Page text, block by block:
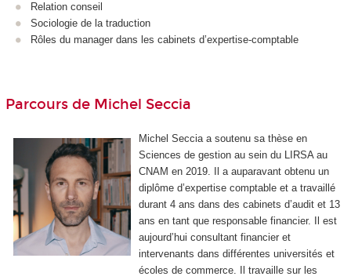
Relation conseil
Sociologie de la traduction
Rôles du manager dans les cabinets d’expertise-comptable
Parcours de Michel Seccia
Michel Seccia a soutenu sa thèse en
Sciences de gestion au sein du LIRSA au
CNAM en 2019. Il a auparavant obtenu un
diplôme d’expertise comptable et a travaillé
durant 4 ans dans des cabinets d’audit et 13
ans en tant que responsable financier. Il est
aujourd’hui consultant financier et
intervenants dans différentes universités et
écoles de commerce. Il travaille sur les